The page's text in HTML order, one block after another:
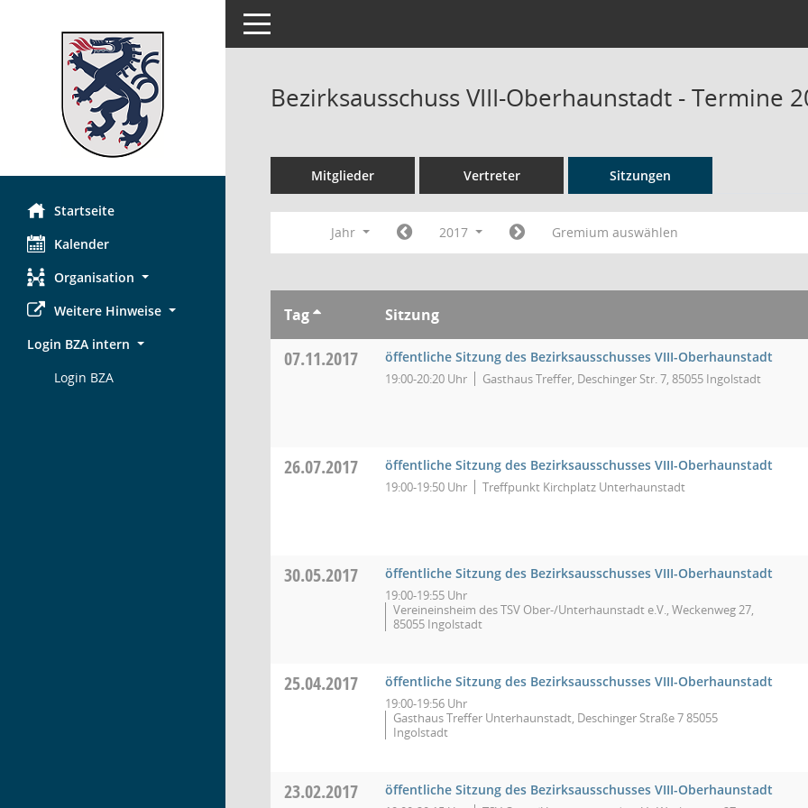
Startseite
Kalender
Organisation
Weitere Hinweise
Login BZA intern
Login BZA
Toggle navigation
Bezirksausschuss VIII-Oberhaunstadt - Termine
Mitglieder Vertreter Sitzungen
Jahr 2017 Gremium auswählen
Tag Sitzung
07.11.2017 öffentliche Sitzung des Bezirksausschusses VIII-Oberhaunstadt
19:00-20:20 Uhr Gasthaus Treffer, Deschinger Str. 7, 85055 Ingolstadt
26.07.2017 öffentliche Sitzung des Bezirksausschusses VIII-Oberhaunstadt
19:00-19:50 Uhr Treffpunkt Kirchplatz Unterhaunstadt
30.05.2017 öffentliche Sitzung des Bezirksausschusses VIII-Oberhaunstadt
19:00-19:55 Uhr
Vereineinsheim des TSV Ober-/Unterhaunstadt e.V., Weckenweg 27,
85055 Ingolstadt
25.04.2017 öffentliche Sitzung des Bezirksausschusses VIII-Oberhaunstadt
19:00-19:56 Uhr
Gasthaus Treffer Unterhaunstadt, Deschinger Straße 7 85055
Ingolstadt
23.02.2017 öffentliche Sitzung des Bezirksausschusses VIII-Oberhaunstadt